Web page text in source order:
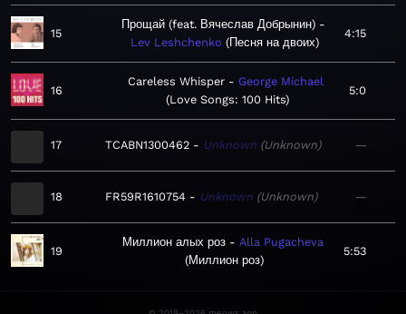
15
Прощай (feat. Вячеслав Добрынин)
Lev Leshchenko
Песня на двоих
4:15
16
Careless Whisper
George Michael
Love Songs: 100 Hits
5:0
17 TCABN1300462 Unknown Unknown —
18 FR59R1610754 Unknown Unknown —
19
Миллион алых роз
Alla Pugacheva
Миллион роз
5:53